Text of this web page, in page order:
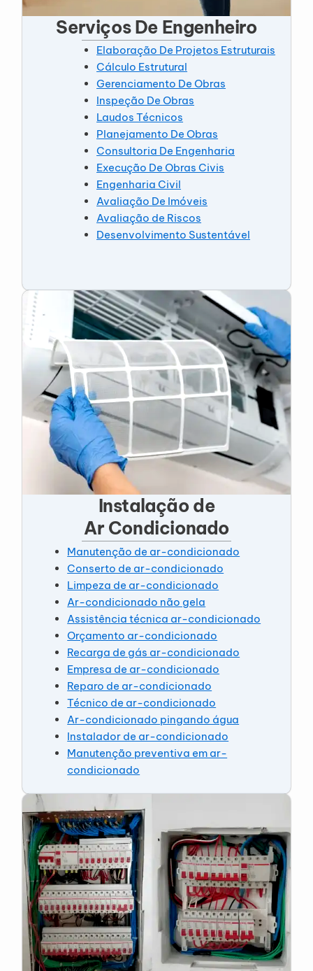
Serviços De Engenheiro
Elaboração De Projetos Estruturais
Cálculo Estrutural
Gerenciamento De Obras
Inspeção De Obras
Laudos Técnicos
Planejamento De Obras
Consultoria De Engenharia
Execução De Obras Civis
Engenharia Civil
Avaliação De Imóveis
Avaliação de Riscos
Desenvolvimento Sustentável
Instalação de
Ar Condicionado
Manutenção de ar-condicionado
Conserto de ar-condicionado
Limpeza de ar-condicionado
Ar-condicionado não gela
Assistência técnica ar-condicionado
Orçamento ar-condicionado
Recarga de gás ar-condicionado
Empresa de ar-condicionado
Reparo de ar-condicionado
Técnico de ar-condicionado
Ar-condicionado pingando água
Instalador de ar-condicionado
Manutenção preventiva em ar-
condicionado